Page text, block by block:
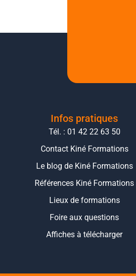
Infos pratiques
Tél. : 01 42 22 63 50
Contact Kiné Formations
Le blog de Kiné Formations
Références Kiné Formations
Lieux de formations
Foire aux questions
Affiches à télécharger